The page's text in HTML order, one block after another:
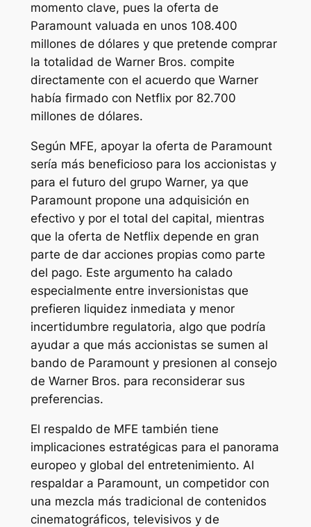
momento clave, pues la oferta de
Paramount valuada en unos 108.400
millones de dólares y que pretende comprar
la totalidad de Warner Bros. compite
directamente con el acuerdo que Warner
había firmado con Netflix por 82.700
millones de dólares.
Según MFE, apoyar la oferta de Paramount
sería más beneficioso para los accionistas y
para el futuro del grupo Warner, ya que
Paramount propone una adquisición en
efectivo y por el total del capital, mientras
que la oferta de Netflix depende en gran
parte de dar acciones propias como parte
del pago. Este argumento ha calado
especialmente entre inversionistas que
prefieren liquidez inmediata y menor
incertidumbre regulatoria, algo que podría
ayudar a que más accionistas se sumen al
bando de Paramount y presionen al consejo
de Warner Bros. para reconsiderar sus
preferencias.
El respaldo de MFE también tiene
implicaciones estratégicas para el panorama
europeo y global del entretenimiento. Al
respaldar a Paramount, un competidor con
una mezcla más tradicional de contenidos
cinematográficos, televisivos y de